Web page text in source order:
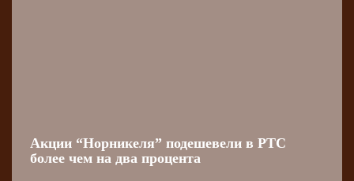
Акции “Норникеля” подешевели в РТС
более чем на два процента